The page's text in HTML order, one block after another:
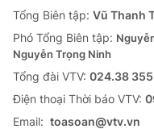
Tổng Biên tập: Vũ Thanh
Phó Tổng Biên tập:
Nguyễn Trọng Ninh
Tổng đài VTV: 024.38
Ðiện thoại Thời báo VTV:
Email: toasoan@vtv.vn